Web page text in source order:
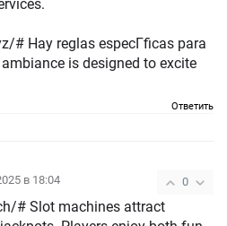
# Hay reglas especГ­ficas para
Ответить
0
в 18:04
# Slot machines attract